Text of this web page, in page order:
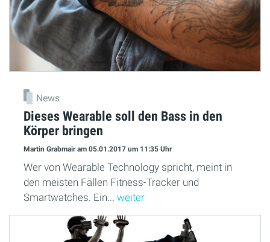
News
Dieses Wearable soll den Bass in den
Körper bringen
Martin Grabmairam 05.01.2017 um 11:35 Uhr
Wer von Wearable Technology spricht, meint in
den meisten Fällen Fitness-Tracker und
Smartwatches. Ein... weiter